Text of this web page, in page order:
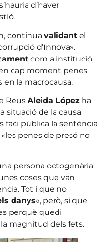
d’haver
continua validant el
d’Innova».
com a institució
cap moment penes
en la macrocausa.
Reus Aleida López ha
situació de la causa
faci pública la sentència
penes de presó no
persona octogenària
coses que van
Tot i que no
danys«, però, sí que
perquè quedi
magnitud dels fets.